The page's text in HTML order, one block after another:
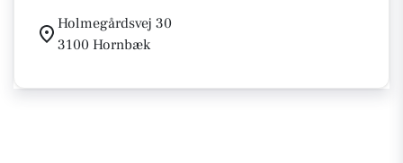
Holmegårdsvej 30
3100 Hornbæk